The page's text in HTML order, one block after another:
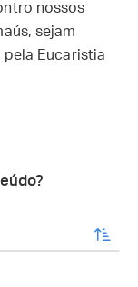
nossos
sejam
Eucaristia
enviar